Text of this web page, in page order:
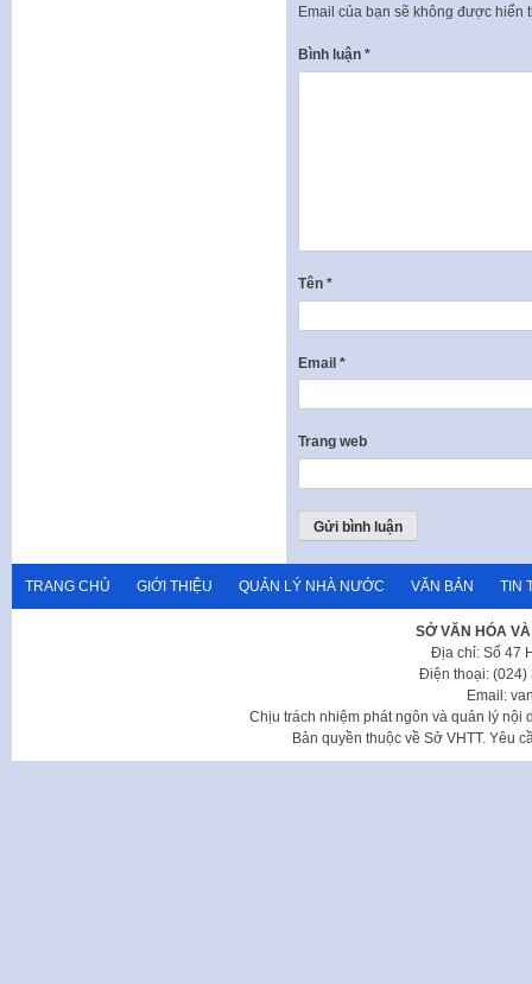
Email của bạn sẽ không được hiển
Bình luận *
Tên *
Email *
Trang web
TRANG CHỦ GIỚI THIỆU QUẢN LÝ NHÀ NƯỚC VĂN BẢN TIN
SỞ VĂN HÓA
Địa chỉ: Số 47
Điện thoại: (024)
Email:
Chịu trách nhiệm phát ngôn và quản lý nội
Bản quyền thuộc về Sở VHTT. Yêu